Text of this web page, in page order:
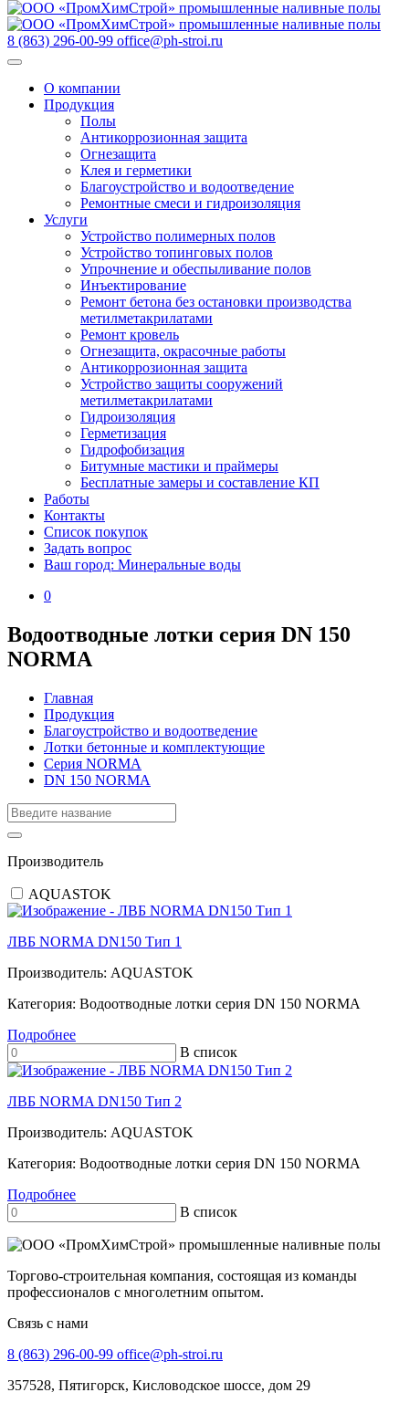
8 (863) 296-00-99 office@ph-stroi.ru
О компании
Продукция
Полы
Антикоррозионная защита
Огнезащита
Клея и герметики
Благоустройство и водоотведение
Ремонтные смеси и гидроизоляция
Услуги
Устройство полимерных полов
Устройство топинговых полов
Упрочнение и обеспыливание полов
Инъектирование
Ремонт бетона без остановки производства
метилметакрилатами
Ремонт кровель
Огнезащита, окрасочные работы
Антикоррозионная защита
Устройство защиты сооружений
метилметакрилатами
Гидроизоляция
Герметизация
Гидрофобизация
Битумные мастики и праймеры
Бесплатные замеры и составление КП
Работы
Контакты
Список покупок
Задать вопрос
Ваш город: Минеральные воды
0
Водоотводные лотки серия DN 150
NORMA
Главная
Продукция
Благоустройство и водоотведение
Лотки бетонные и комплектующие
Серия NORMA
DN 150 NORMA
Производитель
AQUASTOK
ЛВБ NORMA DN150 Тип 1
Производитель: AQUASTOK
Категория: Водоотводные лотки серия DN 150 NORMA
Подробнее
В список
ЛВБ NORMA DN150 Тип 2
Производитель: AQUASTOK
Категория: Водоотводные лотки серия DN 150 NORMA
Подробнее
В список
Торгово-строительная компания, состоящая из команды
профессионалов с многолетним опытом.
Связь с нами
8 (863) 296-00-99 office@ph-stroi.ru
357528, Пятигорск, Кисловодское шоссе, дом 29